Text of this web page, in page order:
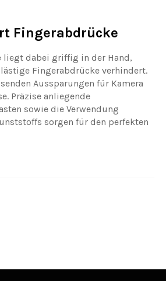
Fingerabdrücke
liegt dabei griffig in der Hand,
Fingerabdrücke verhindert.
Aussparungen für Kamera
Präzise anliegende
sowie die Verwendung
sorgen für den perfekten